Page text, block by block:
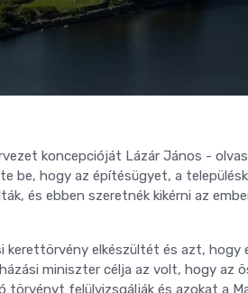
koncepcióját Lázár János -
be, hogy az építésügyet, a
és ebben szeretnék kikérni az
kerettörvény elkészültét és azt, hogy
miniszter célja az volt, hogy az
törvényt felülvizsgálják és azokat a